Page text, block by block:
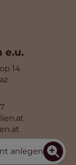
e.u.
14
anlegen